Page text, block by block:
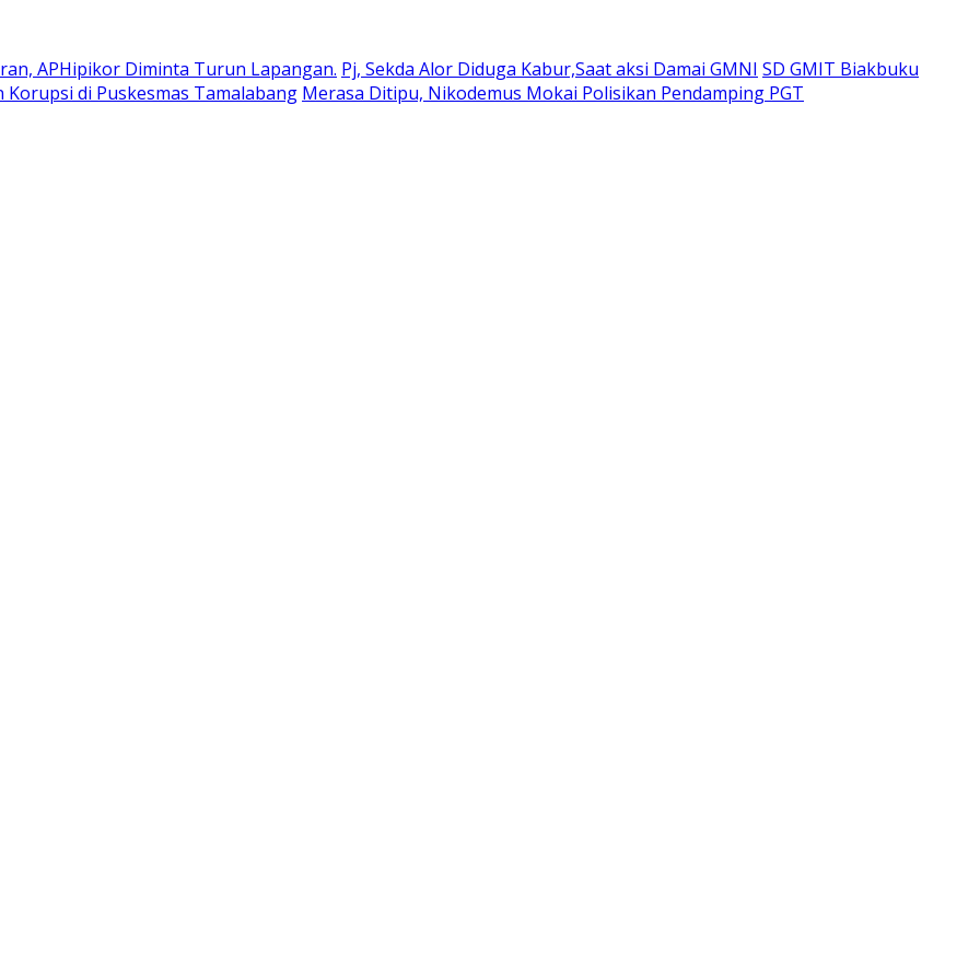
APHipikor Diminta Turun Lapangan. Pj, Sekda Alor Diduga Kabur,Saat aksi Damai GMNI SD GMIT Biakbuku
di Puskesmas Tamalabang Merasa Ditipu, Nikodemus Mokai Polisikan Pendamping PGT